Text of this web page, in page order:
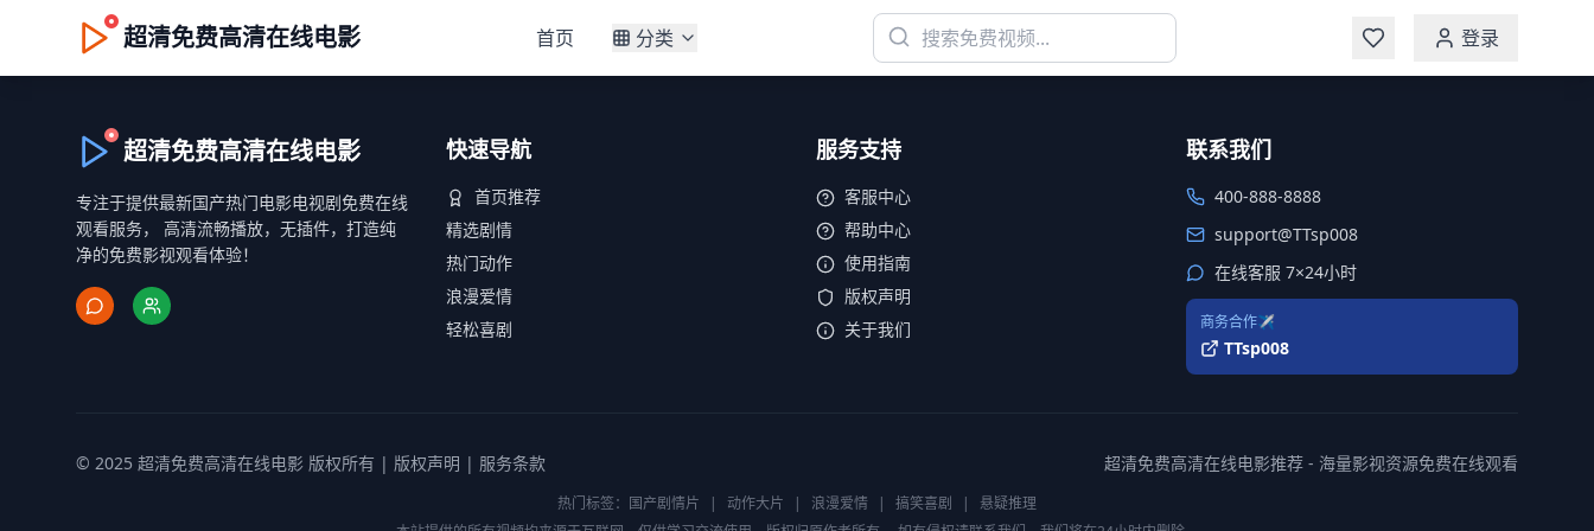
超清免费高清在线电影 首页 分类 登录
超清免费高清在线电影
专注于提供最新国产热门电影电视剧免费在线
观看服务， 高清流畅播放，无插件，打造纯
净的免费影视观看体验！
快速导航
首页推荐
精选剧情
热门动作
浪漫爱情
轻松喜剧
服务支持
客服中心
帮助中心
使用指南
版权声明
关于我们
联系我们
400-888-8888
support@TTsp008
在线客服 7×24小时
商务合作✈️
TTsp008
© 2025 超清免费高清在线电影 版权所有 | 版权声明 | 服务条款 超清免费高清在线电影推荐 - 海量影视资源免费在线观看
热门标签： 国产剧情片 | 动作大片 | 浪漫爱情 | 搞笑喜剧 |
悬疑推理